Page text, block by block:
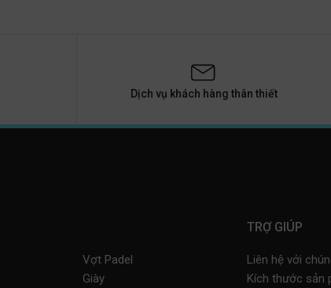
Dịch vụ khách hàng thân thiết
Vợt Padel
Giày
TRỢ GIÚP
Liên hệ với
Kích thước sản